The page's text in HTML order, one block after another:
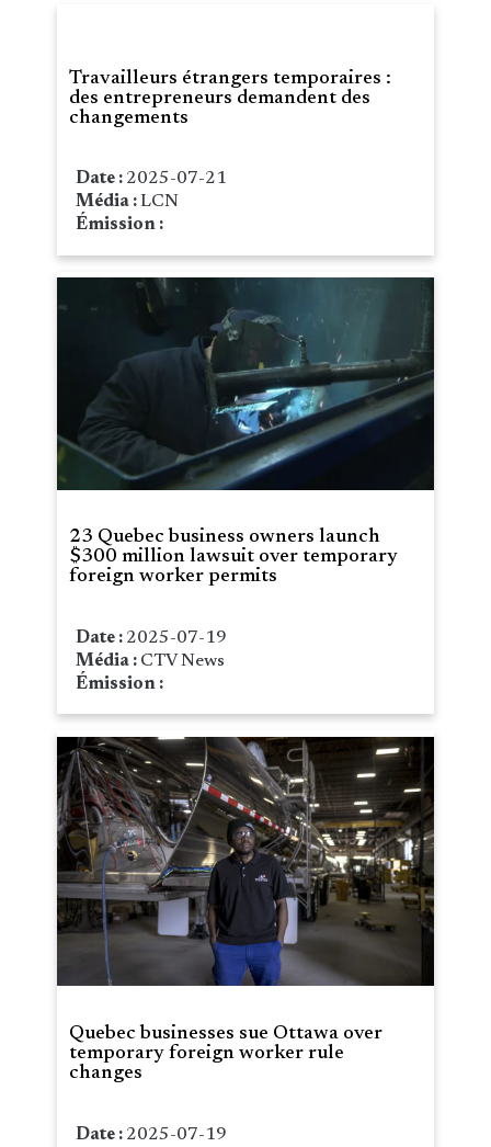
Travailleurs étrangers temporaires :
des entrepreneurs demandent des
changements
Date : 2025-07-21
Média : LCN
Émission :
23 Quebec business owners launch
$300 million lawsuit over temporary
foreign worker permits
Date : 2025-07-19
Média : CTV News
Émission :
Quebec businesses sue Ottawa over
temporary foreign worker rule
changes
Date : 2025-07-19